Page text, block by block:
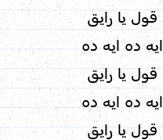
قول يا رايق
ايه ده ايه ده
قول يا رايق
ايه ده ايه ده
قول يا رايق